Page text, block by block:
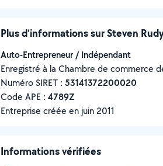
Plus d’informations sur Steven
Auto-Entrepreneur / Indépendant
Enregistré à la Chambre de commerce
Numéro SIRET : ‍53141372200020
Code APE : 4789Z
Entreprise créée en juin 2011
Informations vérifiées